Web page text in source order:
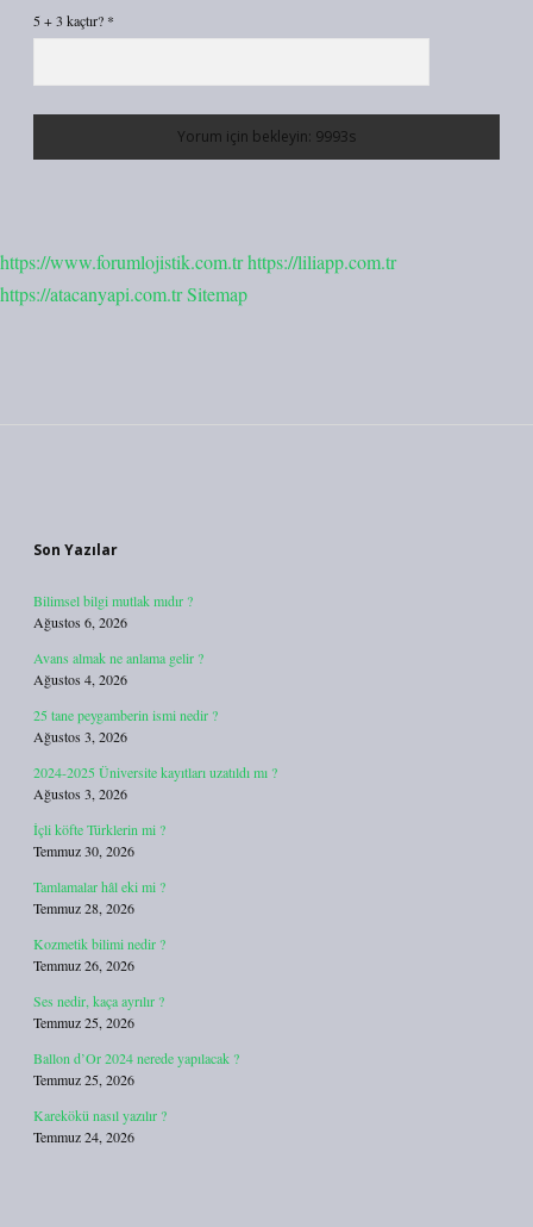
5 + 3 kaçtır? *
https://www.forumlojistik.com.trhttps://liliapp.com.tr
https://atacanyapi.com.trSitemap
Son Yazılar
Bilimsel bilgi mutlak mıdır ?
Ağustos 6, 2026
Avans almak ne anlama gelir ?
Ağustos 4, 2026
25 tane peygamberin ismi nedir ?
Ağustos 3, 2026
2024-2025 Üniversite kayıtları uzatıldı mı ?
Ağustos 3, 2026
İçli köfte Türklerin mi ?
Temmuz 30, 2026
Tamlamalar hâl eki mi ?
Temmuz 28, 2026
Kozmetik bilimi nedir ?
Temmuz 26, 2026
Ses nedir, kaça ayrılır ?
Temmuz 25, 2026
Ballon d’Or 2024 nerede yapılacak ?
Temmuz 25, 2026
Karekökü nasıl yazılır ?
Temmuz 24, 2026